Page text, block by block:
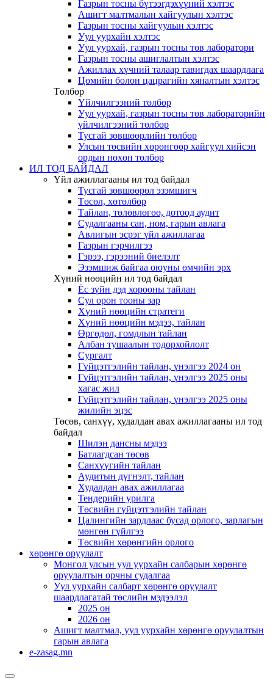
Газрын тосны бүтээгдэхүүний хэлтэс
Ашигт малтмалын хайгуулын хэлтэс
Газрын тосны хайгуулын хэлтэс
Уул уурхайн хэлтэс
Уул уурхай, газрын тосны төв лаборатори
Газрын тосны ашиглалтын хэлтэс
Ажиллах хүчний талаар тавигдах шаардлага
Цөмийн болон цацрагийн хяналтын хэлтэс
Төлбөр
Үйлчилгээний төлбөр
Уул уурхай, газрын тосны төв лабораторийн
үйлчилгээний төлбөр
Тусгай зөвшөөрлийн төлбөр
Улсын төсвийн хөрөнгөөр хайгуул хийсэн
ордын нөхөн төлбөр
ИЛ ТОД БАЙДАЛ
Үйл ажиллагааны ил тод байдал
Тусгай зөвшөөрөл эзэмшигч
Төсөл, хөтөлбөр
Тайлан, төлөвлөгөө, дотоод аудит
Судалгааны сан, ном, гарын авлага
Авлигын эсрэг үйл ажиллагаа
Газрын гэрчилгээ
Гэрээ, гэрээний биелэлт
Эзэмшиж байгаа оюуны өмчийн эрх
Хүний нөөцийн ил тод байдал
Ёс зүйн дэд хорооны тайлан
Сул орон тооны зар
Хүний нөөцийн стратеги
Хүний нөөцийн мэдээ, тайлан
Өргөдөл, гомдлын тайлан
Албан тушаалын тодорхойлолт
Сургалт
Гүйцэтгэлийн тайлан, үнэлгээ 2024 он
Гүйцэтгэлийн тайлан, үнэлгээ 2025 оны
хагас жил
Гүйцэтгэлийн тайлан, үнэлгээ 2025 оны
жилийн эцэс
Төсөв, санхүү, худалдан авах ажиллагааны ил тод
байдал
Шилэн дансны мэдээ
Батлагдсан төсөв
Санхүүгийн тайлан
Аудитын дүгнэлт, тайлан
Худалдан авах ажиллагаа
Тендерийн урилга
Төсвийн гүйцэтгэлийн тайлан
Цалингийн зардлаас бусад орлого, зарлагын
мөнгөн гүйлгээ
Төсвийн хөрөнгийн орлого
хөрөнгө оруулалт
Монгол улсын уул уурхайн салбарын хөрөнгө
оруулалтын орчны судалгаа
Уул уурхайн салбарт хөрөнгө оруулалт
шаардлагатай төслийн мэдээлэл
2025 он
2026 он
Ашигт малтмал, уул уурхайн хөрөнгө оруулалтын
гарын авлага
e-zasag.mn